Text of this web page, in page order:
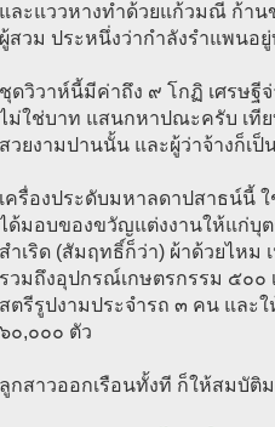
และแววหางทำด้วยแก้วมณี ก้าน
ผู้สวม ประหนึ่งว่ากำลังรำแพนอ
ชุดวิวาห์นี้มีค่าถึง ๙ โกฏิ เศรษฐี
ไม่ใช่บาท แสนกหาปณะครับ เที
สวยงามปานนั้น และผู้ว่าจ้างก็เ
เครื่องประดับมหาลดาปสาธน์นี้ ใ
ได้มอบของขวัญแต่งงานให้แก่บุ
สำเริด (สัมฤทธิ์ก็ว่า) ผ้าด้วยไหม
รวมถึงอุปกรณ์เกษตรกรรม ๕๐๐
สตรีรูปงามประจำรถ ๓ คน และ
๖๐,๐๐๐ ตัว
ลูกสาวออกเรือนทั้งที ก็ให้สมบัติ